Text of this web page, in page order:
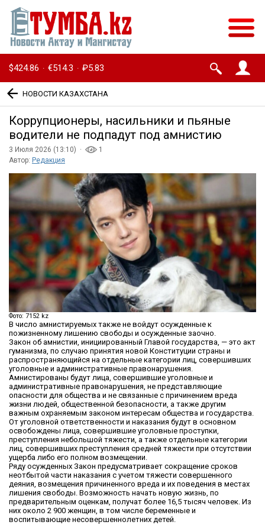
$424.86 · €514.3 · ₽5.83
НОВОСТИ КАЗАХСТАНА
Коррупционеры, насильники и пьяные
водители не подпадут под амнистию
3 Июля 2026 (13:10) ·
1
Автор: Редакция
Фото: 7152 kz
В число амнистируемых также не войдут осужденные к
пожизненному лишению свободы и осужденные заочно.
Закон об амнистии, инициированный Главой государства, — это акт
гуманизма, по случаю принятия новой Конституции страны и
распространяющийся на отдельные категории лиц, совершивших
уголовные и административные правонарушения.
Амнистированы будут лица, совершившие уголовные и
административные правонарушения, не представляющие
опасности для общества и не связанные с причинением вреда
жизни людей, общественной безопасности, а также другим
важным охраняемым законом интересам общества и государства.
От уголовной ответственности и наказания будут в основном
освобождены лица, совершившие уголовные проступки,
преступления небольшой тяжести, а также отдельные категории
лиц, совершивших преступления средней тяжести при отсутствии
ущерба либо его полном возмещении.
Ряду осужденных Закон предусматривает сокращение сроков
неотбытой части наказания с учетом тяжести совершенного
деяния, возмещения причиненного вреда и их поведения в местах
лишения свободы. Возможность начать новую жизнь, по
предварительным оценкам, получат более 16,5 тысяч человек. Из
них около 2 900 женщин, в том числе беременные и
воспитывающие несовершеннолетних детей.